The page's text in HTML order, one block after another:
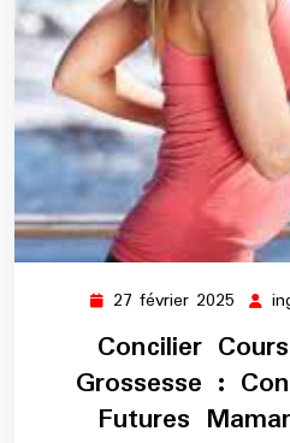
27 février 2025 27
2025
Concilier
Grossesse :
Futures